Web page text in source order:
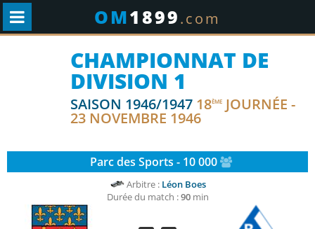
OM1899.com
CHAMPIONNAT DE
DIVISION 1
SAISON 1946/1947 18ÈME JOURNÉE -
23 NOVEMBRE 1946
Parc des Sports - 10 000
Arbitre : Léon Boes
Durée du match :90min